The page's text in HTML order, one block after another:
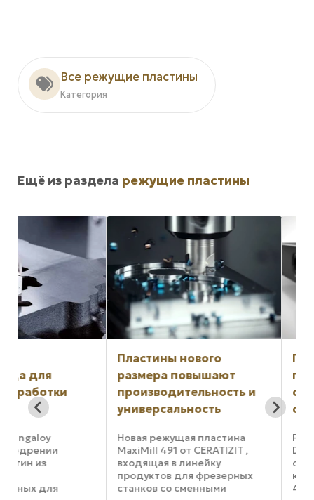
Все режущие пластины
Категория
Ещё из раздела режущие пластины
Пластины нового
размера повышают
производительность и
универсальность
Новая режущая пластина
MaxiMill 491 от CERATIZIT ,
входящая в линейку
продуктов для фрезерных
станков со сменными
Пластины с
геометрией для
обработки
отрезания
Режущие пластины
DX18 для обработки
отрезания с двумя
кромками и
4 миллиметров